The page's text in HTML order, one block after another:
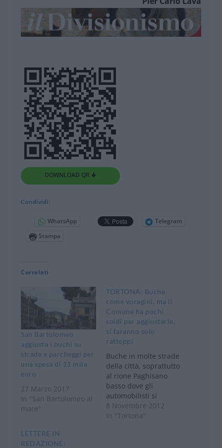
DOWNLOAD QR 🠋
Condividi:
WhatsApp
Telegram
Stampa
Correlati
San Bartolomeo
aggiusta i buchi su
strade e parcheggi per
una spesa di 11 mila
euro
27 Marzo 2017
In "San Bartolomeo al
mare"
TORTONA: Buche
come voragini, ma il
Comune ha pochi
soldi per aggiustarle,
si faranno solo
rattoppi
Buche in molte strade
della città, soprattutto
al rione Paghisano
basso dove gli
automobilisti si
lamentano per i
crateri presenti che
8 Novembre 2012
In "Tortona"
LETTERE IN
REDAZIONE: